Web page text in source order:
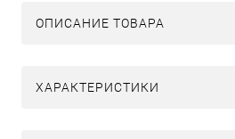
ОПИСАНИЕ ТОВАРА
ХАРАКТЕРИСТИКИ